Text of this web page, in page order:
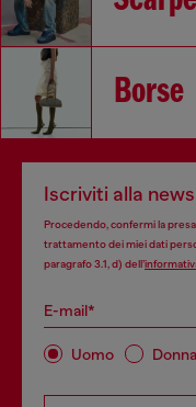
Borse
Iscriviti alla
Procedendo, confermi la presa
trattamento dei miei dati
paragrafo 3.1, d) dell’
E-mail*
Uomo Donna